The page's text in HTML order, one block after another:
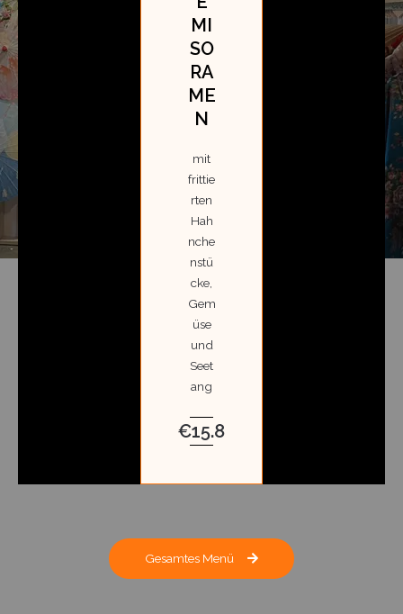
MI
SO
RA
ME
N
mit
frittie
rten
Hah
nche
nstü
cke,
Gem
üse
und
Seet
ang
€15.8
Gesamtes Menü